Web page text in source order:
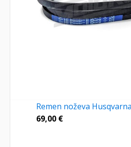
Remen noževa
69,00 €